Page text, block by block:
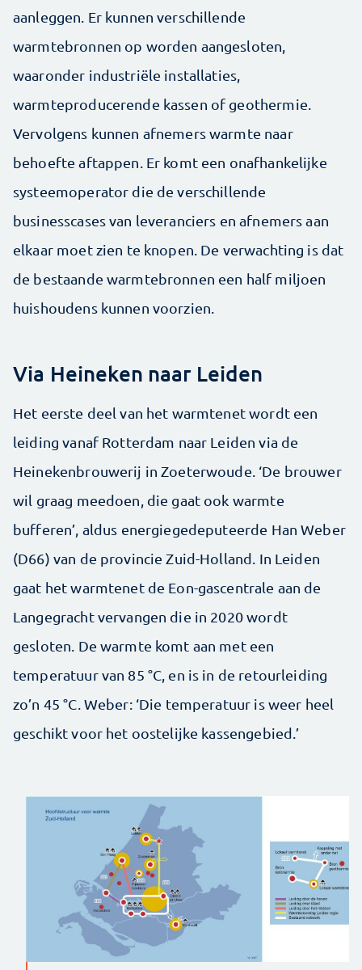
aanleggen. Er kunnen verschillende
warmtebronnen op worden aangesloten,
waaronder industriële installaties,
warmteproducerende kassen of geothermie.
Vervolgens kunnen afnemers warmte naar
behoefte aftappen. Er komt een onafhankelijke
systeemoperator die de verschillende
businesscases van leveranciers en afnemers aan
elkaar moet zien te knopen. De verwachting is dat
de bestaande warmtebronnen een half miljoen
huishoudens kunnen voorzien.
Via Heineken naar Leiden
Het eerste deel van het warmtenet wordt een
leiding vanaf Rotterdam naar Leiden via de
Heinekenbrouwerij in Zoeterwoude. ‘De brouwer
wil graag meedoen, die gaat ook warmte
bufferen’, aldus energiegedeputeerde Han Weber
(D66) van de provincie Zuid-Holland. In Leiden
gaat het warmtenet de Eon-gascentrale aan de
Langegracht vervangen die in 2020 wordt
gesloten. De warmte komt aan met een
temperatuur van 85 °C, en is in de retourleiding
zo’n 45 °C. Weber: ‘Die temperatuur is weer heel
geschikt voor het oostelijke kassengebied.’